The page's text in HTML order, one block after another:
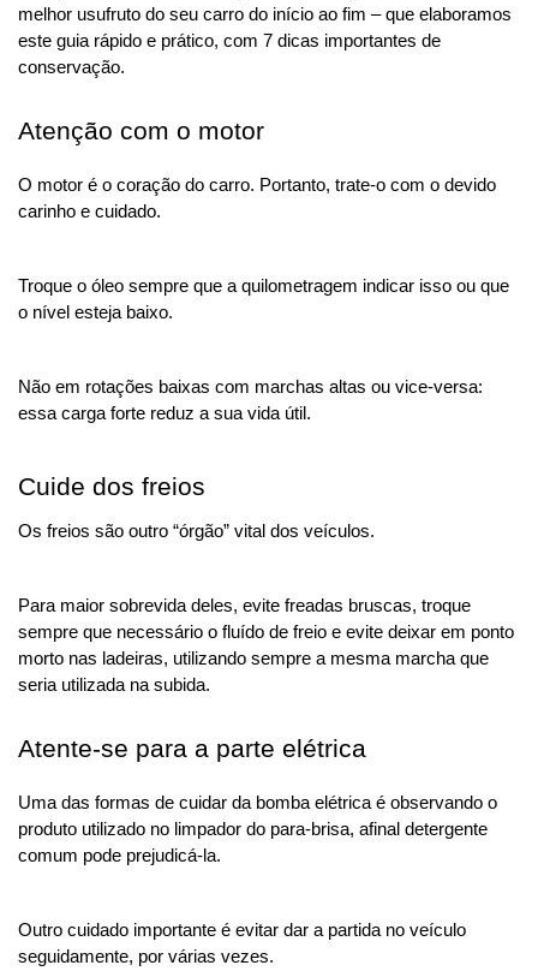
melhor usufruto do seu carro do início ao fim – que elaboramos
este guia rápido e prático, com 7 dicas importantes de
conservação.
Atenção com o motor
O motor é o coração do carro. Portanto, trate-o com o devido
carinho e cuidado.
Troque o óleo sempre que a quilometragem indicar isso ou que
o nível esteja baixo.
Não em rotações baixas com marchas altas ou vice-versa:
essa carga forte reduz a sua vida útil.
Cuide dos freios
Os freios são outro “órgão” vital dos veículos.
Para maior sobrevida deles, evite freadas bruscas, troque
sempre que necessário o fluído de freio e evite deixar em ponto
morto nas ladeiras, utilizando sempre a mesma marcha que
seria utilizada na subida.
Atente-se para a parte elétrica
Uma das formas de cuidar da bomba elétrica é observando o
produto utilizado no limpador do para-brisa, afinal detergente
comum pode prejudicá-la.
Outro cuidado importante é evitar dar a partida no veículo
seguidamente, por várias vezes.